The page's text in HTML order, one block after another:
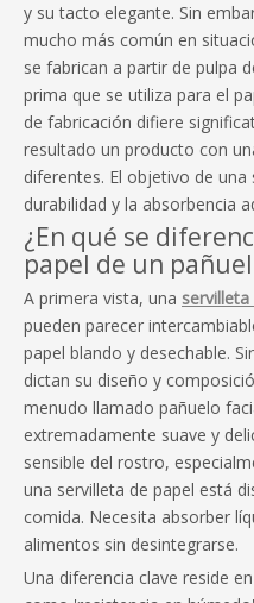
y su tacto elegante. Sin
mucho más común en
se fabrican a partir de pulpa
prima que se utiliza para el
de fabricación difiere
resultado un producto con
diferentes. El objetivo de una
durabilidad y la absorbencia
¿En qué se
papel de un
A primera vista, una
pueden parecer
papel blando y desechable.
dictan su diseño y
menudo llamado pañuelo
extremadamente suave y
sensible del rostro,
una servilleta de papel está
comida. Necesita absorber
alimentos sin desintegrarse.
Una diferencia clave reside